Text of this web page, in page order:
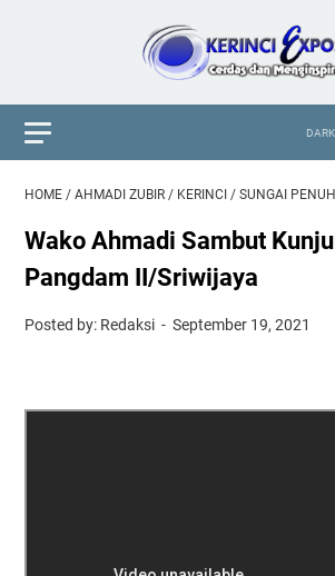
HOME / AHMADI ZUBIR / KERINCI / SUNGAI PENUH
Wako Ahmadi Sambut
Pangdam II/Sriwijaya
Posted by: Redaksi September 19, 2021